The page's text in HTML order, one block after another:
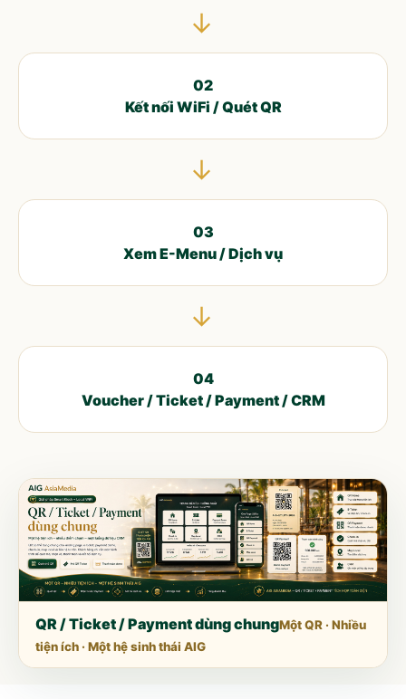
→
02
Kết nối WiFi / Quét QR
→
03
Xem E-Menu / Dịch vụ
→
04
Voucher / Ticket / Payment / CRM
QR / Ticket / Payment dùng chungMột QR · Nhiều
tiện ích · Một hệ sinh thái AIG